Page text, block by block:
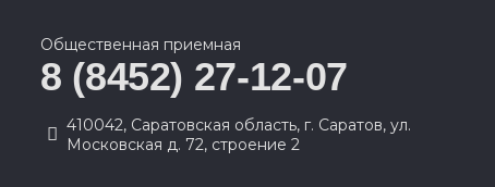
Общественная приемная
8 (8452) 27-12-07
410042, Саратовская область, г. Саратов, ул.
Московская д. 72, строение 2